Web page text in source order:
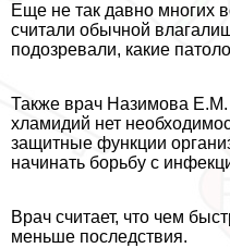
Еще не так давно многих
считали обычной
подозревали, какие
Также врач Назимова Е.М.
xлaмидий нет
защитные функции
начинать борьбу с
Врач считает, что чем
меньше последствия.